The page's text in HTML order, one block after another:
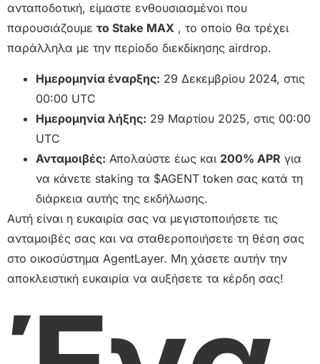
ανταποδοτική, είμαστε ενθουσιασμένοι που
παρουσιάζουμε το Stake MAX , το οποίο θα τρέχει
παράλληλα με την περίοδο διεκδίκησης airdrop.
Ημερομηνία έναρξης: 29 Δεκεμβρίου 2024, στις
00:00 UTC
Ημερομηνία λήξης: 29 Μαρτίου 2025, στις 00:00
UTC
Ανταμοιβές: Απολαύστε έως και 200% APR για
να κάνετε staking τα $AGENT token σας κατά τη
διάρκεια αυτής της εκδήλωσης.
Αυτή είναι η ευκαιρία σας να μεγιστοποιήσετε τις
ανταμοιβές σας και να σταθεροποιήσετε τη θέση σας
στο οικοσύστημα AgentLayer. Μη χάσετε αυτήν την
αποκλειστική ευκαιρία να αυξήσετε τα κέρδη σας!